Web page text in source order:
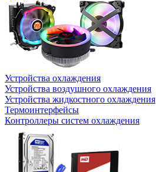
Устройства охлаждения
Устройства воздушного охлаждения
Устройства жидкостного охлаждения
Термоинтерфейсы
Контроллеры систем охлаждения